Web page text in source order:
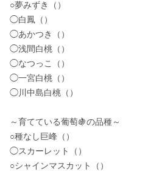
○夢みずき（）
◯白鳳（）
◯あかつき（）
◯浅間白桃（）
◯なつっこ（）
◯一宮白桃（）
◯川中島白桃（）
～育てている葡萄🍇の品種～
○種なし巨峰（）
◯スカーレット（）
○シャインマスカット（）